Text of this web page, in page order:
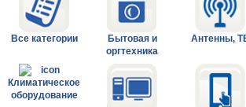
Все категории
Бытовая и
оргтехника
Антенны,
Климатическое
оборудование